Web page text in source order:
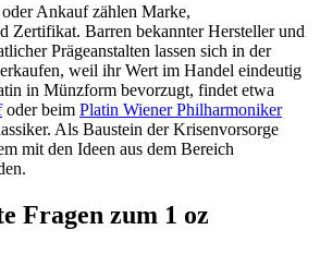
Ankauf zählen Marke,
Zertifikat. Barren bekannter Hersteller und
Prägeanstalten lassen sich in der
weil ihr Wert im Handel eindeutig
in Münzform bevorzugt, findet etwa
oder beim Platin Wiener Philharmoniker
Als Baustein der Krisenvorsorge
mit den Ideen aus dem Bereich
Fragen zum 1 oz